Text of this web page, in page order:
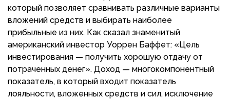
который позволяет сравнивать различные варианты
вложений средств и выбирать наиболее
прибыльные из них. Как сказал знаменитый
американский инвестор Уоррен Баффет: «Цель
инвестирования — получить хорошую отдачу от
потраченных денег». Доход — многокомпонентный
показатель, в который входит показатель
лояльности, вложенных средств и сил, исключение